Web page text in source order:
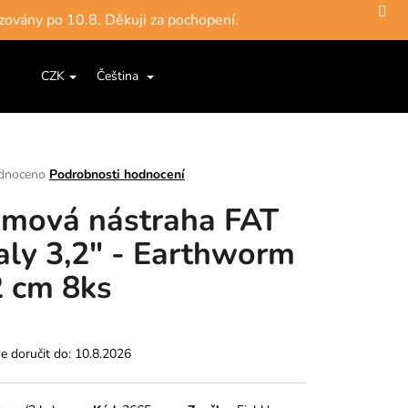
po 10.8. Děkuji za pochopení.
a šňůry Jigové hlavičky, háčky
CZK Čeština
Přihlášení
košík
Podrobnosti hodnocení
nástraha FAT
3,2" - Earthworm
cm 8ks
doručit do: 10.8.2026